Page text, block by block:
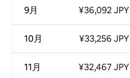
9月
10月
11月
¥36,092 JPY
¥33,256 JPY
¥32,467 JPY